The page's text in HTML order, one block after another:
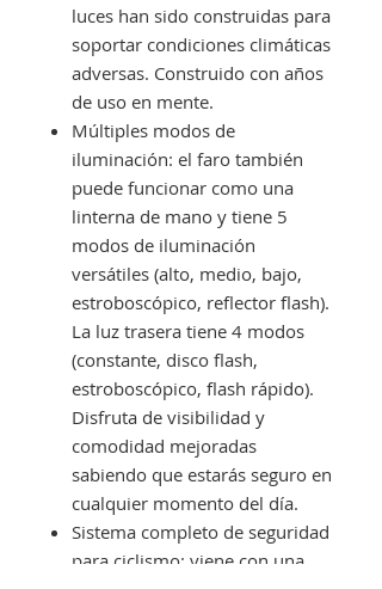
luces han sido construidas para
soportar condiciones climáticas
adversas. Construido con años
de uso en mente.
Múltiples modos de
iluminación: el faro también
puede funcionar como una
linterna de mano y tiene 5
modos de iluminación
versátiles (alto, medio, bajo,
estroboscópico, reflector flash).
La luz trasera tiene 4 modos
(constante, disco flash,
estroboscópico, flash rápido).
Disfruta de visibilidad y
comodidad mejoradas
sabiendo que estarás seguro en
cualquier momento del día.
Sistema completo de seguridad
para ciclismo: viene con una